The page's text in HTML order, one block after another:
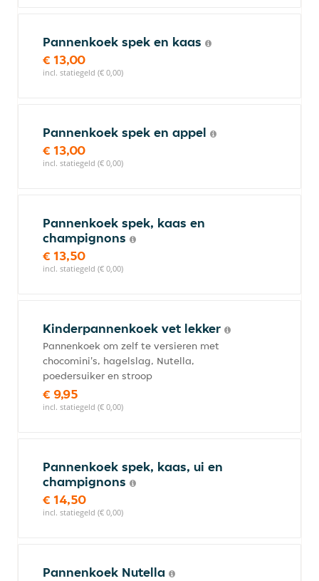
Pannenkoek spek en kaas
€ 13,00
incl. statiegeld (€ 0,00)
Pannenkoek spek en appel
€ 13,00
incl. statiegeld (€ 0,00)
Pannenkoek spek, kaas en
champignons
€ 13,50
incl. statiegeld (€ 0,00)
Kinderpannenkoek vet lekker
Pannenkoek om zelf te versieren met
chocomini's, hagelslag, Nutella,
poedersuiker en stroop
€ 9,95
incl. statiegeld (€ 0,00)
Pannenkoek spek, kaas, ui en
champignons
€ 14,50
incl. statiegeld (€ 0,00)
Pannenkoek Nutella